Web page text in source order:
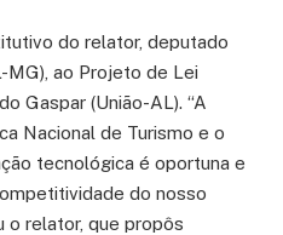
do relator, deputado
MG), ao Projeto de Lei
Gaspar (União-AL). “A
Nacional de Turismo e o
tecnológica é oportuna e
do nosso
o relator, que propôs